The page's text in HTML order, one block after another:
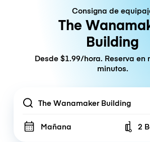
Consigna de
The
Building
Desde $1.99/hora. Reserva en
minutos.
Location
Mañana 2